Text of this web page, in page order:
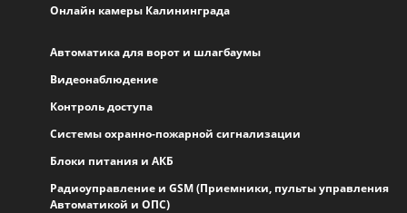
Онлайн камеры Калининграда
Автоматика для ворот и шлагбаумы
Видеонаблюдение
Контроль доступа
Системы охранно-пожарной сигнализации
Блоки питания и АКБ
Радиоуправление и GSM (Приемники, пульты управления
Автоматикой и ОПС)